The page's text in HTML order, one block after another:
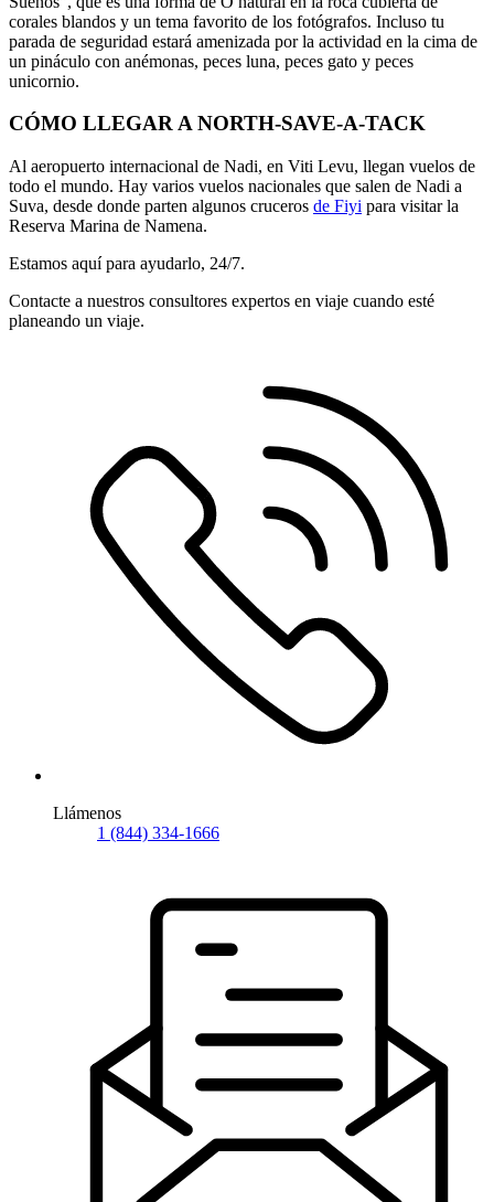
corales blandos y un tema favorito de los fotógrafos. Incluso tu
parada de seguridad estará amenizada por la actividad en la cima de
un pináculo con anémonas, peces luna, peces gato y peces
unicornio.
CÓMO LLEGAR A NORTH-SAVE-A-TACK
Al aeropuerto internacional de Nadi, en Viti Levu, llegan vuelos de
todo el mundo. Hay varios vuelos nacionales que salen de Nadi a
Suva, desde donde parten algunos cruceros de Fiyi para visitar la
Reserva Marina de Namena.
Estamos aquí para ayudarlo, 24/7.
Contacte a nuestros consultores expertos en viaje cuando esté
planeando un viaje.
Llámenos
1 (844) 334-1666